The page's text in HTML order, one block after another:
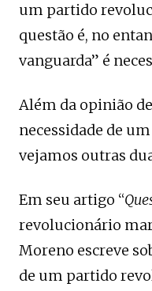
um partido
questão é, no
vanguarda” é
Além da opinião
necessidade de
vejamos outras
Em seu artigo “
revolucionário
Moreno escreve
de um partido